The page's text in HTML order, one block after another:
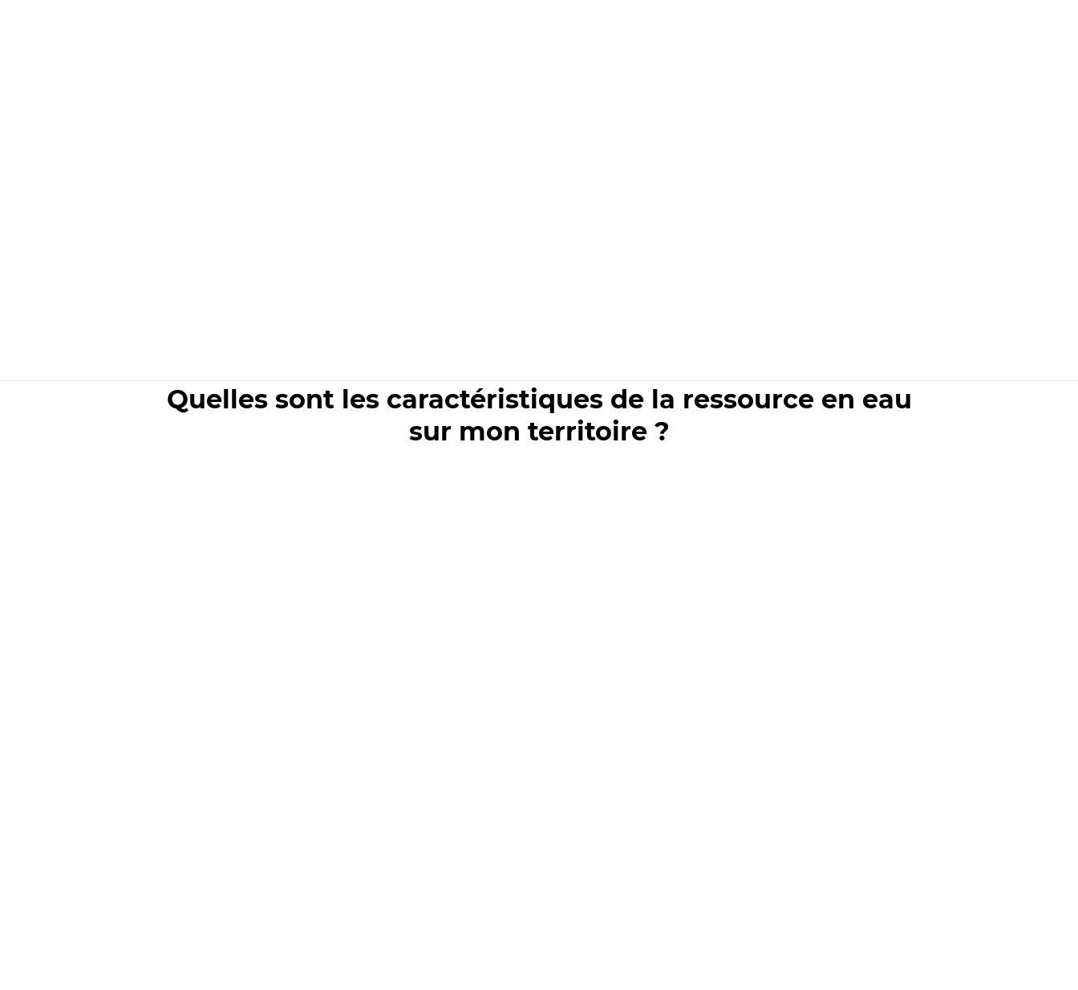
Quelles sont les caractéristiques de la ressource en eau
sur mon territoire ?